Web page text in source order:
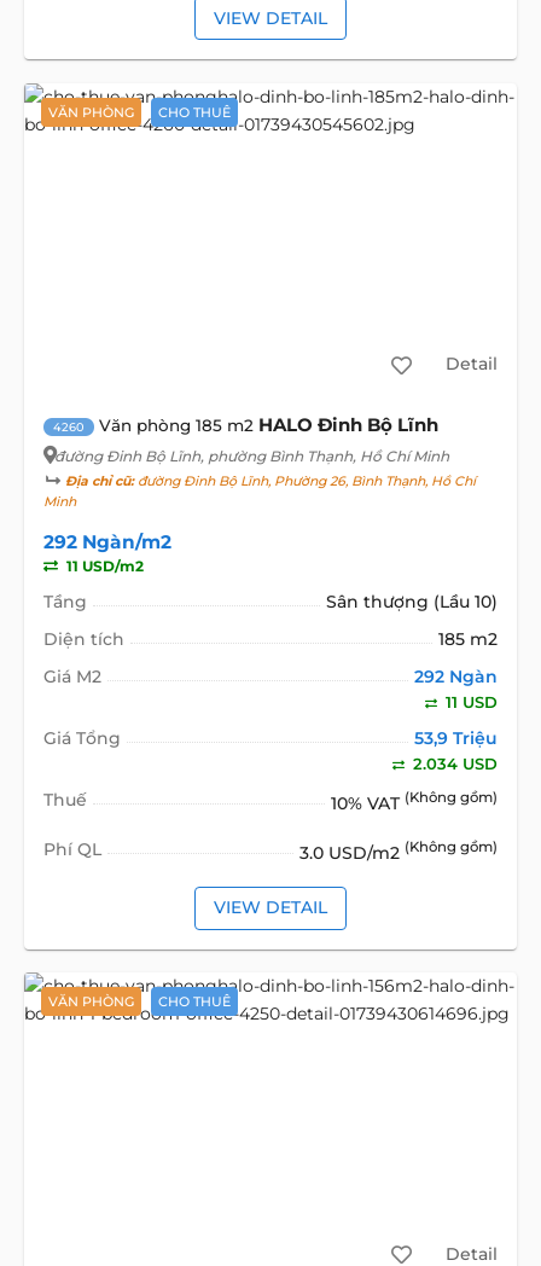
VIEW DETAIL
VĂN PHÒNG CHO THUÊ
Detail
4260 Văn phòng 185 m2 HALO Đinh Bộ Lĩnh
đường Đinh Bộ Lĩnh, phường Bình Thạnh, Hồ Chí Minh
Địa chỉ cũ:đường Đinh Bộ Lĩnh, Phường 26, Bình Thạnh, Hồ Chí
Minh
292 Ngàn/m2
11 USD/m2
Tầng
Sân thượng (Lầu 10)
Diện tích
185 m2
Giá M2
292 Ngàn
11 USD
Giá Tổng 53,9 Triệu
2.034 USD
Thuế 10% VAT (Không gồm)
Phí QL 3.0 USD/m2 (Không gồm)
VIEW DETAIL
VĂN PHÒNG CHO THUÊ
Detail